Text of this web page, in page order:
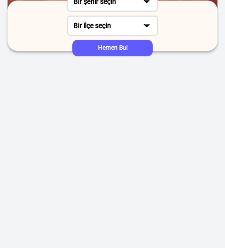
Bir ilçe seçin
Hemen Bul